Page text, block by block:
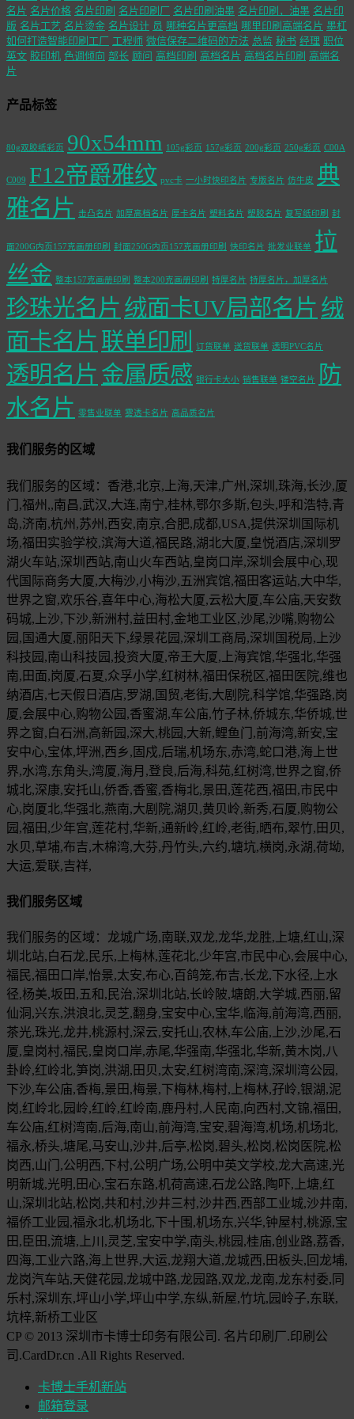
名片 名片价格 名片印刷 名片印刷厂 名片印刷油墨 名片印刷，油墨 名片印
版 名片工艺 名片烫金 名片设计 员 哪种名片更高档 哪里印刷高端名片 墨杠
如何打造智能印刷工厂 工程师 微信保存二维码的方法 总监 秘书 经理 职位
英文 胶印机 色调倾向 部长 顾问 高档印刷 高档名片 高档名片印刷 高端名
片
产品标签
80g双胶纸彩页 90x54mm 105g彩页 157g彩页 200g彩页 250g彩页 C00A
C009 F12帝爵雅纹 pvc卡 一小时快印名片 专版名片 仿牛皮 典
雅名片 击凸名片 加厚高档名片 厚卡名片 塑料名片 塑胶名片 复写纸印刷 封
面200G内页157克画册印刷 封面250G内页157克画册印刷 快印名片 批发业联单 拉
丝金 整本157克画册印刷 整本200克画册印刷 特厚名片 特厚名片，加厚名片
珍珠光名片 绒面卡UV局部名片 绒
面卡名片 联单印刷 订货联单 送货联单 透明PVC名片
透明名片 金属质感 银行卡大小 销售联单 镂空名片
防
水名片 零售业联单 雾透卡名片 高品质名片
我们服务的区域
我们服务的区域：香港,北京,上海,天津,广州,深圳,珠海,长沙,厦
门,福州,,南昌,武汉,大连,南宁,桂林,鄂尔多斯,包头,呼和浩特,青
岛,济南,杭州,苏州,西安,南京,合肥,成都,USA,提供深圳国际机
场,福田实验学校,滨海大道,福民路,湖北大厦,皇悦酒店,深圳罗
湖火车站,深圳西站,南山火车西站,皇岗口岸,深圳会展中心,现
代国际商务大厦,大梅沙,小梅沙,五洲宾馆,福田客运站,大中华,
世界之窗,欢乐谷,喜年中心,海松大厦,云松大厦,车公庙,天安数
码城,上沙,下沙,新洲村,益田村,金地工业区,沙尾,沙嘴,购物公
园,国通大厦,丽阳天下,绿景花园,深圳工商局,深圳国税局,上沙
科技园,南山科技园,投资大厦,帝王大厦,上海宾馆,华强北,华强
南,田面,岗厦,石夏,众孚小学,红树林,福田保税区,福田医院,维也
纳酒店,七天假日酒店,罗湖,国贸,老街,大剧院,科学馆,华强路,岗
厦,会展中心,购物公园,香蜜湖,车公庙,竹子林,侨城东,华侨城,世
界之窗,白石洲,高新园,深大,桃园,大新,鲤鱼门,前海湾,新安,宝
安中心,宝体,坪洲,西乡,固戍,后瑞,机场东,赤湾,蛇口港,海上世
界,水湾,东角头,湾厦,海月,登良,后海,科苑,红树湾,世界之窗,侨
城北,深康,安托山,侨香,香蜜,香梅北,景田,莲花西,福田,市民中
心,岗厦北,华强北,燕南,大剧院,湖贝,黄贝岭,新秀,石厦,购物公
园,福田,少年宫,莲花村,华新,通新岭,红岭,老街,晒布,翠竹,田贝,
水贝,草埔,布吉,木棉湾,大芬,丹竹头,六约,塘坑,横岗,永湖,荷坳,
大运,爱联,吉祥,
我们服务区域
我们服务的区域：龙城广场,南联,双龙,龙华,龙胜,上塘,红山,深
圳北站,白石龙,民乐,上梅林,莲花北,少年宫,市民中心,会展中心,
福民,福田口岸,怡景,太安,布心,百鸽笼,布吉,长龙,下水径,上水
径,杨美,坂田,五和,民治,深圳北站,长岭陂,塘朗,大学城,西丽,留
仙洞,兴东,洪浪北,灵芝,翻身,宝安中心,宝华,临海,前海湾,西丽,
茶光,珠光,龙井,桃源村,深云,安托山,农林,车公庙,上沙,沙尾,石
厦,皇岗村,福民,皇岗口岸,赤尾,华强南,华强北,华新,黄木岗,八
卦岭,红岭北,笋岗,洪湖,田贝,太安,红树湾南,深湾,深圳湾公园,
下沙,车公庙,香梅,景田,梅景,下梅林,梅村,上梅林,孖岭,银湖,泥
岗,红岭北,园岭,红岭,红岭南,鹿丹村,人民南,向西村,文锦,福田,
车公庙,红树湾南,后海,南山,前海湾,宝安,碧海湾,机场,机场北,
福永,桥头,塘尾,马安山,沙井,后亭,松岗,碧头,松岗,松岗医院,松
岗西,山门,公明西,下村,公明广场,公明中英文学校,龙大高速,光
明新城,光明,田心,宝石东路,机荷高速,石龙公路,陶吓,上塘,红
山,深圳北站,松岗,共和村,沙井三村,沙井西,西部工业城,沙井南,
福侨工业园,福永北,机场北,下十围,机场东,兴华,钟屋村,桃源,宝
田,臣田,流塘,上川,灵芝,宝安中学,南头,桃园,桂庙,创业路,荔香,
四海,工业六路,海上世界,大运,龙翔大道,龙城西,田板头,回龙埔,
龙岗汽车站,天健花园,龙城中路,龙园路,双龙,龙南,龙东村委,同
乐村,深圳东,坪山小学,坪山中学,东纵,新屋,竹坑,园岭子,东联,
坑梓,新桥工业区
CP © 2013 深圳市卡博士印务有限公司. 名片印刷厂.印刷公
司.CardDr.cn .All Rights Reserved.
卡博士手机新站
邮箱登录